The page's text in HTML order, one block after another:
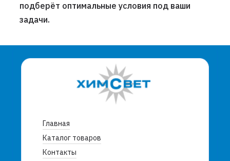
подберёт оптимальные условия под ваши
задачи.
Главная
Каталог товаров
Контакты